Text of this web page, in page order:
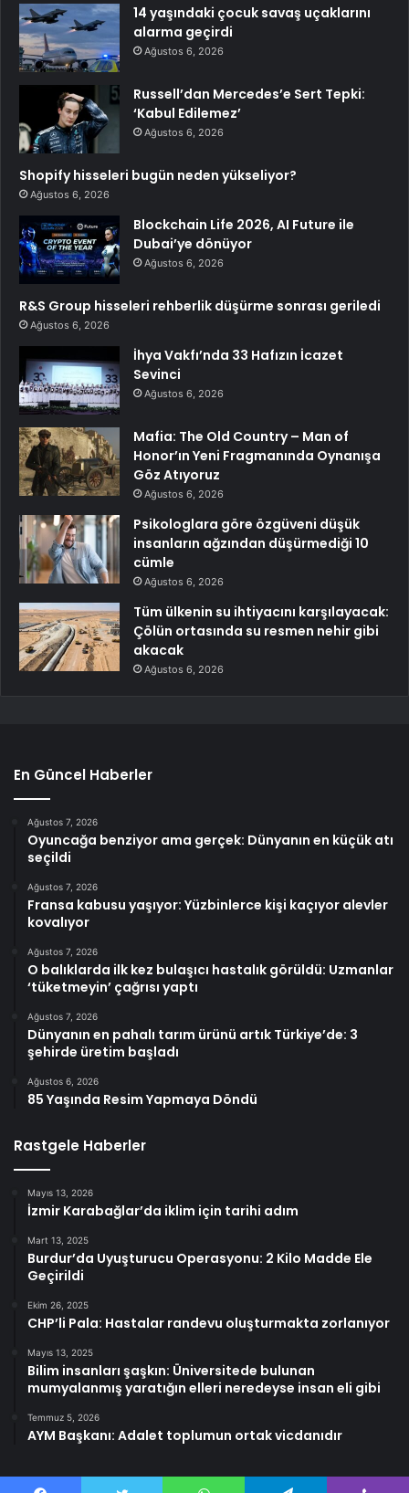
14 yaşındaki çocuk savaş uçaklarını
alarma geçirdi
Ağustos 6, 2026
Russell’dan Mercedes’e Sert Tepki:
‘Kabul Edilemez’
Ağustos 6, 2026
Shopify hisseleri bugün neden yükseliyor?
Ağustos 6, 2026
Blockchain Life 2026, AI Future ile
Dubai’ye dönüyor
Ağustos 6, 2026
R&S Group hisseleri rehberlik düşürme sonrası geriledi
Ağustos 6, 2026
İhya Vakfı’nda 33 Hafızın İcazet
Sevinci
Ağustos 6, 2026
Mafia: The Old Country – Man of
Honor’ın Yeni Fragmanında Oynanışa
Göz Atıyoruz
Ağustos 6, 2026
Psikologlara göre özgüveni düşük
insanların ağzından düşürmediği 10
cümle
Ağustos 6, 2026
Tüm ülkenin su ihtiyacını karşılayacak:
Çölün ortasında su resmen nehir gibi
akacak
Ağustos 6, 2026
En Güncel Haberler
Ağustos 7, 2026
Oyuncağa benziyor ama gerçek: Dünyanın en küçük atı
seçildi
Ağustos 7, 2026
Fransa kabusu yaşıyor: Yüzbinlerce kişi kaçıyor alevler
kovalıyor
Ağustos 7, 2026
O balıklarda ilk kez bulaşıcı hastalık görüldü: Uzmanlar
‘tüketmeyin’ çağrısı yaptı
Ağustos 7, 2026
Dünyanın en pahalı tarım ürünü artık Türkiye’de: 3
şehirde üretim başladı
Ağustos 6, 2026
85 Yaşında Resim Yapmaya Döndü
Rastgele Haberler
Mayıs 13, 2026
İzmir Karabağlar’da iklim için tarihi adım
Mart 13, 2025
Burdur’da Uyuşturucu Operasyonu: 2 Kilo Madde Ele
Geçirildi
Ekim 26, 2025
CHP’li Pala: Hastalar randevu oluşturmakta zorlanıyor
Mayıs 13, 2025
Bilim insanları şaşkın: Üniversitede bulunan
mumyalanmış yaratığın elleri neredeyse insan eli gibi
Temmuz 5, 2026
AYM Başkanı: Adalet toplumun ortak vicdanıdır